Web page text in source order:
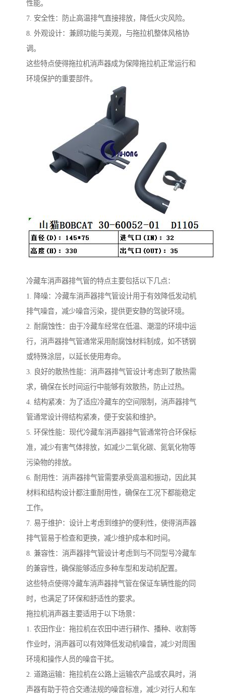
性能。
7. 安全性：防止高温排气直接排放，降低火灾风险。
8. 外观设计：兼顾功能与美观，与拖拉机整体风格协
调。
这些特点使得拖拉机消声器成为保障拖拉机正常运行和
环境保护的重要部件。
冷藏车消声器排气管的特点主要包括以下几点：
1. 降噪：冷藏车消声器排气管设计用于有效降低发动机
排气噪音，减少噪音污染，提供更安静的驾驶环境。
2. 耐腐蚀性：由于冷藏车经常在低温、潮湿的环境中运
行，消声器排气管通常采用耐腐蚀材料制成，如不锈钢
或特殊涂层，以延长使用寿命。
3. 良好的散热性能：消声器排气管设计考虑到了散热需
求，确保在长时间运行中能够有效散热，防止过热。
4. 结构紧凑：为了适应冷藏车的空间限制，消声器排气
管通常设计得结构紧凑，便于安装和维护。
5. 环保性能：现代冷藏车消声器排气管通常符合环保标
准，减少有害气体排放，如减少二氧化碳、氮氧化物等
污染物的排放。
6. 耐用性：消声器排气管需要承受高温和振动，因此其
材料和结构设计都注重耐用性，确保在工况下都能稳定
工作。
7. 易于维护：设计上考虑到维护的便利性，使得消声器
排气管易于检查和更换，减少维护成本和时间。
8. 兼容性：消声器排气管设计考虑到与不同型号冷藏车
的兼容性，确保能够适应多种车型和发动机配置。
这些特点使得冷藏车消声器排气管在保证车辆性能的同
时，也满足了环保和舒适性的要求。
拖拉机消声器主要适用于以下场景：
1. 农田作业：拖拉机在农田中进行耕作、播种、收割等
作业时，消声器可以有效降低发动机噪音，减少对周围
环境和操作人员的噪音干扰。
2. 道路运输：拖拉机在公路上运输农产品或农具时，消
声器有助于符合交通法规的噪音标准，减少对行人和车